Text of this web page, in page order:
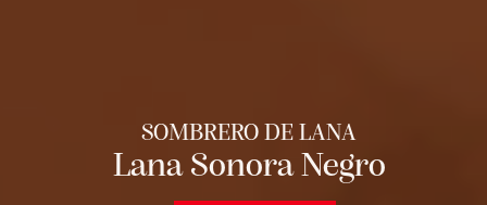
SOMBRERO DE LANA
Lana Sonora Negro